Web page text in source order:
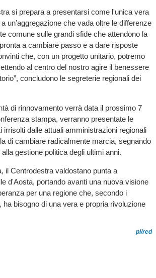
si prepara a presentarsi come l'unica vera
un’aggregazione che vada oltre le differenze
comune sulle grandi sfide che attendono la
a cambiare passo e a dare risposte
che, con un progetto unitario, potremo
al centro del nostro agire il benessere
concludono le segreterie regionali dei
di rinnovamento verrà data il prossimo 7
stampa, verranno presentate le
dalle attuali amministrazioni regionali
di cambiare radicalmente marcia, segnando
gestione politica degli ultimi anni.
il Centrodestra valdostano punta a
d'Aosta, portando avanti una nuova visione
per una regione che, secondo i
bisogno di una vera e propria rivoluzione
pi/red